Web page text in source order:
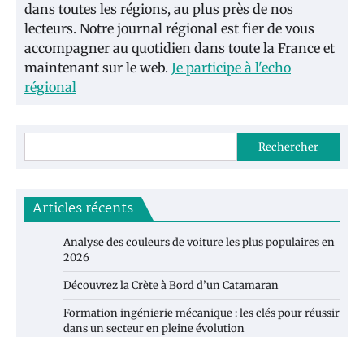
dans toutes les régions, au plus près de nos
lecteurs. Notre journal régional est fier de vous
accompagner au quotidien dans toute la France et
maintenant sur le web. Je participe à l'echo
régional
Rechercher
Articles récents
Analyse des couleurs de voiture les plus populaires en
2026
Découvrez la Crète à Bord d’un Catamaran
Formation ingénierie mécanique : les clés pour réussir
dans un secteur en pleine évolution